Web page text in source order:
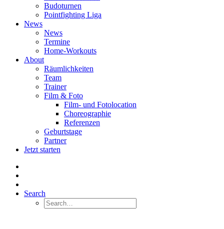
Budoturnen
Pointfighting Liga
News
News
Termine
Home-Workouts
About
Räumlichkeiten
Team
Trainer
Film & Foto
Film- und Fotolocation
Choreographie
Referenzen
Geburtstage
Partner
Jetzt starten
Search